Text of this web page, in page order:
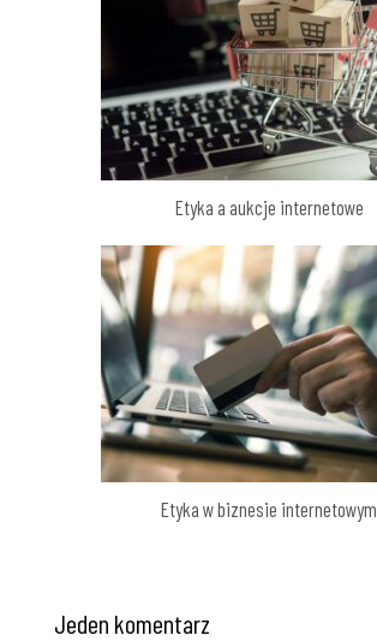
Etyka a aukcje internetowe
Etyka w biznesie internetowym
Jeden komentarz